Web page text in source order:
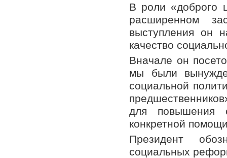
В роли «доброго
расширенном
выступления он
качество
Вначале он
мы были
социальной
для повышения
конкретной
Президент
социальных